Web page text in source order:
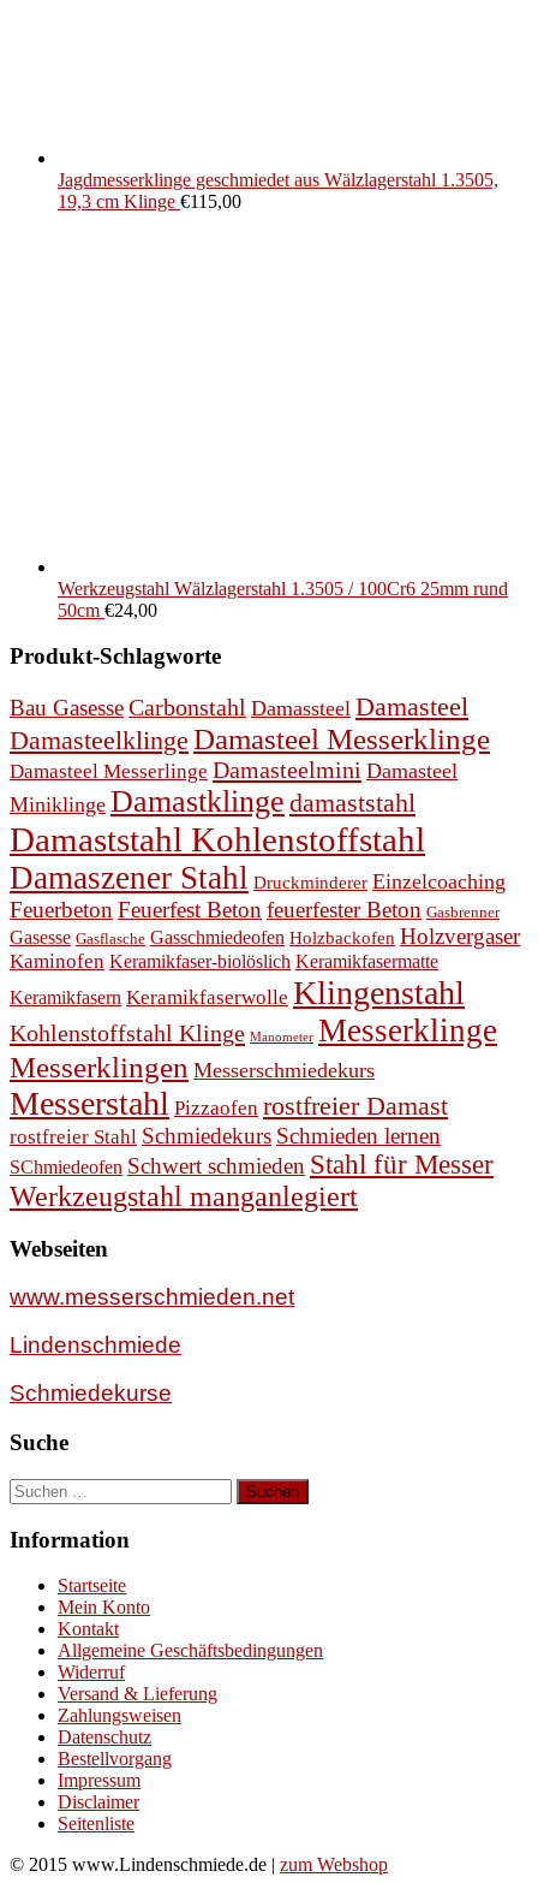
Jagdmesserklinge geschmiedet aus Wälzlagerstahl 1.3505,
19,3 cm Klinge €115,00
Werkzeugstahl Wälzlagerstahl 1.3505 / 100Cr6 25mm rund
50cm €24,00
Produkt-Schlagworte
Bau GasesseCarbonstahl Damassteel Damasteel
Damasteelklinge Damasteel Messerklinge
Damasteel Messerlinge Damasteelmini Damasteel
Miniklinge Damastklinge damaststahl
Damaststahl Kohlenstoffstahl
Damaszener Stahl Druckminderer Einzelcoaching
Feuerbeton Feuerfest Beton feuerfester Beton Gasbrenner
Gasesse Gasflasche Gasschmiedeofen Holzbackofen Holzvergaser
Kaminofen Keramikfaser-biolöslich Keramikfasermatte
Keramikfasern Keramikfaserwolle Klingenstahl
Kohlenstoffstahl Klinge Manometer Messerklinge
Messerklingen Messerschmiedekurs
Messerstahl Pizzaofen rostfreier Damast
rostfreier Stahl Schmiedekurs Schmieden lernen
SChmiedeofen Schwert schmieden Stahl für Messer
Werkzeugstahl manganlegiert
Webseiten
www.messerschmieden.net
Lindenschmiede
Schmiedekurse
Suche
Suchen
nach:
Information
Startseite
Mein Konto
Kontakt
Allgemeine Geschäftsbedingungen
Widerruf
Versand & Lieferung
Zahlungsweisen
Datenschutz
Bestellvorgang
Impressum
Disclaimer
Seitenliste
© 2015 www.Lindenschmiede.de | zum Webshop